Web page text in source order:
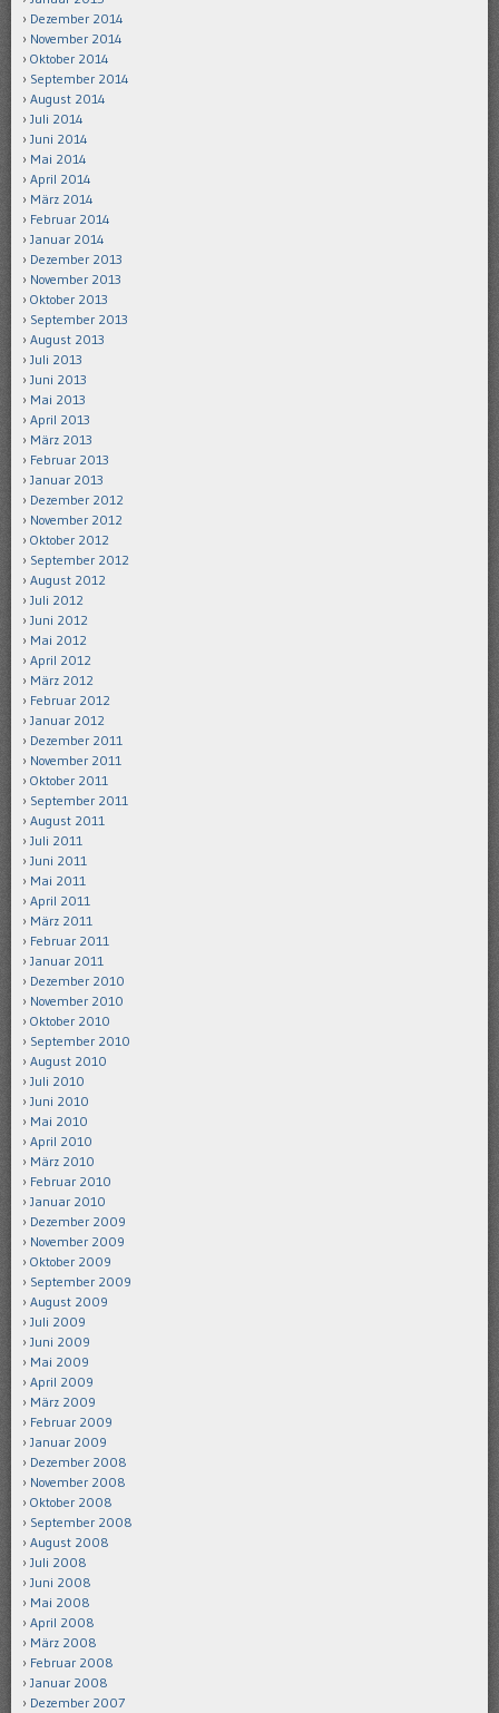
Dezember 2014
November 2014
Oktober 2014
September 2014
August 2014
Juli 2014
Juni 2014
Mai 2014
April 2014
März 2014
Februar 2014
Januar 2014
Dezember 2013
November 2013
Oktober 2013
September 2013
August 2013
Juli 2013
Juni 2013
Mai 2013
April 2013
März 2013
Februar 2013
Januar 2013
Dezember 2012
November 2012
Oktober 2012
September 2012
August 2012
Juli 2012
Juni 2012
Mai 2012
April 2012
März 2012
Februar 2012
Januar 2012
Dezember 2011
November 2011
Oktober 2011
September 2011
August 2011
Juli 2011
Juni 2011
Mai 2011
April 2011
März 2011
Februar 2011
Januar 2011
Dezember 2010
November 2010
Oktober 2010
September 2010
August 2010
Juli 2010
Juni 2010
Mai 2010
April 2010
März 2010
Februar 2010
Januar 2010
Dezember 2009
November 2009
Oktober 2009
September 2009
August 2009
Juli 2009
Juni 2009
Mai 2009
April 2009
März 2009
Februar 2009
Januar 2009
Dezember 2008
November 2008
Oktober 2008
September 2008
August 2008
Juli 2008
Juni 2008
Mai 2008
April 2008
März 2008
Februar 2008
Januar 2008
Dezember 2007